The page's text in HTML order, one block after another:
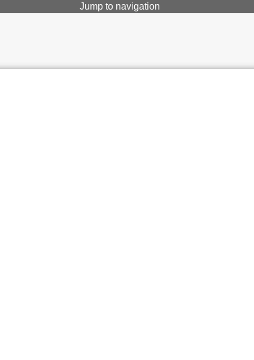
Jump to navigation